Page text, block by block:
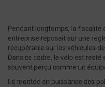
Pendant longtemps, la fiscalité
entreprise reposait sur une
récupérable sur les véhicules
Dans ce cadre, le vélo est
souvent perçu comme un
La montée en puissance des